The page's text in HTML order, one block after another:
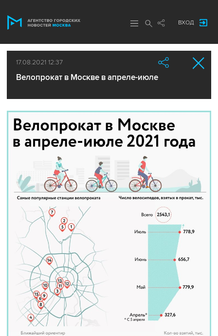
ВХОД
17.08.2021 12:37
Велопрокат в Москве в апреле-июле